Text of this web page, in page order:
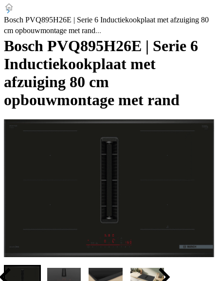
Bosch PVQ895H26E | Serie 6 Inductiekookplaat met afzuiging 80
cm opbouwmontage met rand
Bosch PVQ895H26E | Serie 6
Inductiekookplaat met
afzuiging 80 cm
opbouwmontage met rand